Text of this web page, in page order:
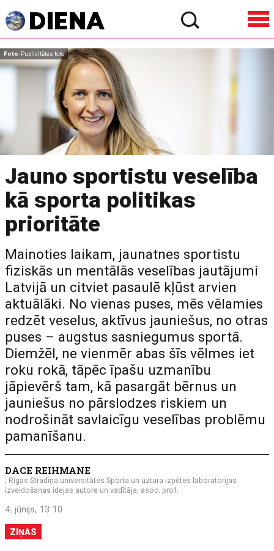
Foto: Publicitātes foto
Jauno sportistu veselība
kā sporta politikas
prioritāte
Mainoties laikam, jaunatnes sportistu
fiziskās un mentālās veselības jautājumi
Latvijā un citviet pasaulē kļūst arvien
aktuālāki. No vienas puses, mēs vēlamies
redzēt veselus, aktīvus jauniešus, no otras
puses – augstus sasniegumus sportā.
Diemžēl, ne vienmēr abas šīs vēlmes iet
roku rokā, tāpēc īpašu uzmanību
jāpievērš tam, kā pasargāt bērnus un
jauniešus no pārslodzes riskiem un
nodrošināt savlaicīgu veselības problēmu
pamanīšanu.
DACE REIHMANE
, Rīgas Stradiņa universitātes Sporta un uztura izpētes laboratorijas
izveidošanas idejas autore un vadītāja, asoc. prof.
4. jūnijs, 13:10
ZIŅAS